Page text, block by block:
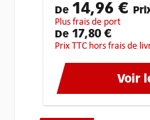
De 14,96 €
plus frais de port
De 17,80 €
Prix TTC hors frais de
Voir